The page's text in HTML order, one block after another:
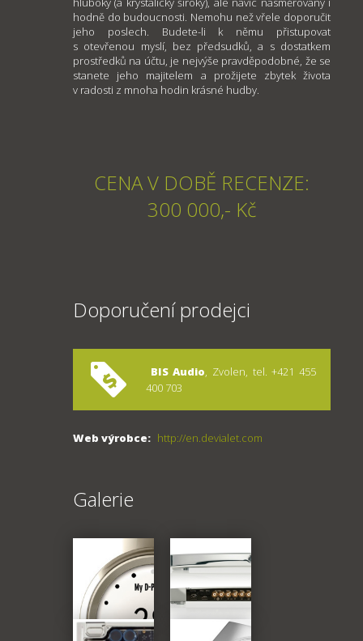
hodně do budoucnosti. Nemohu než vřele doporučit
jeho poslech. Budete-li k němu přistupovat
s otevřenou myslí, bez předsudků, a s dostatkem
prostředků na účtu, je nejvýše pravděpodobné, že se
stanete jeho majitelem a prožijete zbytek života
v radosti z mnoha hodin krásné hudby.
CENA V DOBĚ RECENZE:
300 000,- Kč
Doporučení prodejci
BIS Audio, Zvolen, tel. +421 455
400 703
Web výrobce: http://en.devialet.com
Galerie